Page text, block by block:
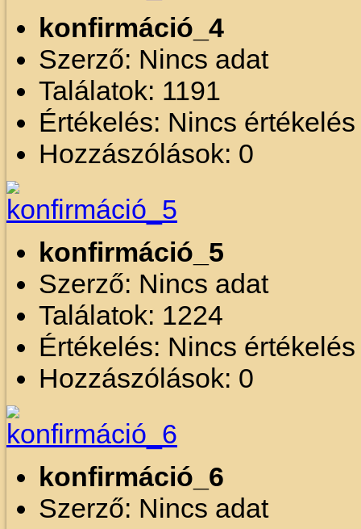
konfirmáció_4
Szerző: Nincs adat
Találatok: 1191
Értékelés: Nincs
Hozzászólások: 0
konfirmáció_5
Szerző: Nincs adat
Találatok: 1224
Értékelés: Nincs
Hozzászólások: 0
konfirmáció_6
Szerző: Nincs adat